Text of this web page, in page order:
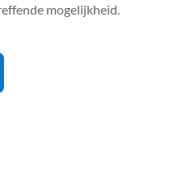
mogelijkheid.